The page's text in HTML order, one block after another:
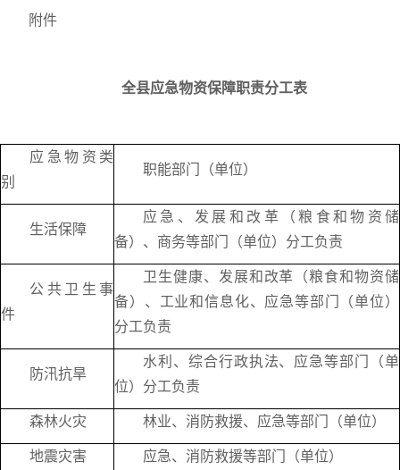
附件
全县应急物资保障职责分工表
应急物资类
别
职能部门（单位）
生活保障
应急、发展和改革（粮食和物资储
备）、商务等部门（单位）分工负责
公共卫生事
件
卫生健康、发展和改革（粮食和物资储
备）、工业和信息化、应急等部门（单位）
分工负责
防汛抗旱
水利、综合行政执法、应急等部门（单
位）分工负责
森林火灾 林业、消防救援、应急等部门（单位）
地震灾害 应急、消防救援等部门（单位）